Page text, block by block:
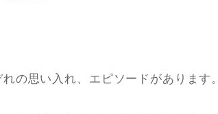
の思い入れ、エピソードがあります。